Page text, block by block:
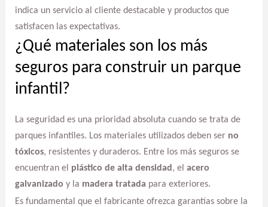
indica un servicio al cliente destacable y productos que
satisfacen las expectativas.
¿Qué materiales son los más
seguros para construir un parque
infantil?
La seguridad es una prioridad absoluta cuando se trata de
parques infantiles. Los materiales utilizados deben ser no
tóxicos, resistentes y duraderos. Entre los más seguros se
encuentran el plástico de alta densidad, el acero
galvanizado y la madera tratada para exteriores.
Es fundamental que el fabricante ofrezca garantías sobre la